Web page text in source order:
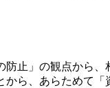
止」の観点から
ら、あらためて